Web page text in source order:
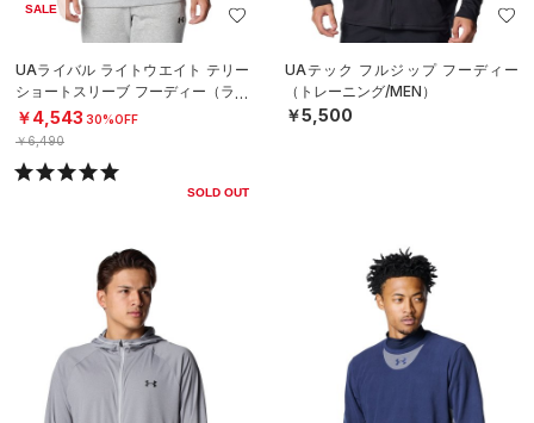
SALE
UAライバル ライトウエイト テリー
ショートスリーブ フーディー（ライ
フスタイル/MEN）
￥4,543 30%OFF
￥6,490
SOLD OUT
UAテック フルジップ フーディー
（トレーニング/MEN）
￥5,500